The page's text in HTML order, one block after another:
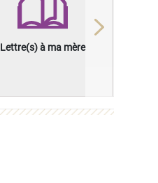
Lettre(s) à ma mère
Next